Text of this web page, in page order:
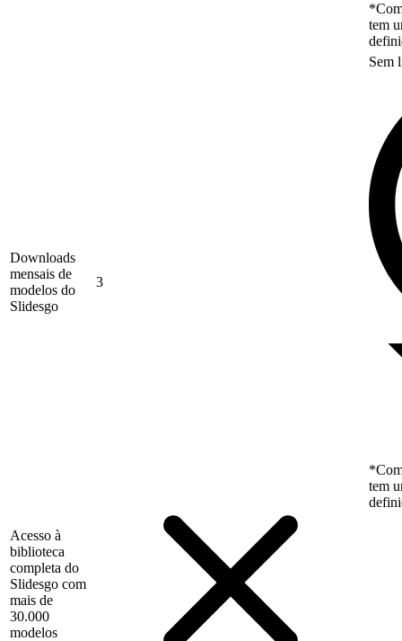
tem
Downloads
mensais de
modelos do
Slidesgo
3
Sem
tem
Acesso à
biblioteca
completa do
Slidesgo com
mais de
30.000
modelos